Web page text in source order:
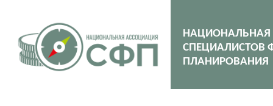
НАЦИОНАЛЬНАЯ
СПЕЦИАЛИСТОВ
ПЛАНИРОВАНИЯ